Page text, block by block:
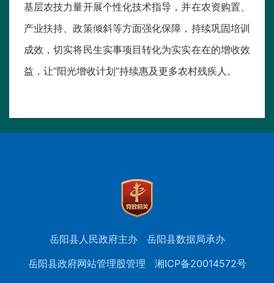
基层农技力量开展个性化技术指导，并在农资购置、
产业扶持、政策倾斜等方面强化保障，持续巩固培训
成效，切实将民生实事项目转化为实实在在的增收效
益，让“阳光增收计划”持续惠及更多农村残疾人。
岳阳县人民政府主办
岳阳县数据局承办
岳阳县政府网站管理股管理
湘ICP备20014572号